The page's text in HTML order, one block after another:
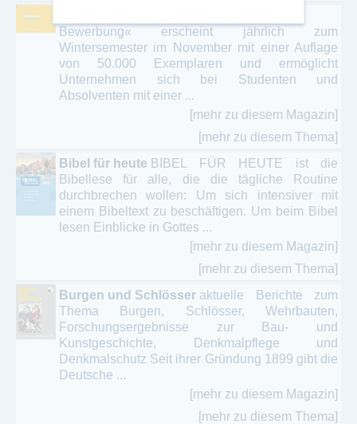
Bewerbung« erscheint jährlich zum
Wintersemester im November mit einer Auflage
von 50.000 Exemplaren und ermöglicht
Unternehmen sich bei Studenten und
Absolventen mit einer ...
[mehr zu diesem Magazin]
[mehr zu diesem Thema]
Bibel für heute BIBEL FÜR HEUTE ist die
Bibellese für alle, die die tägliche Routine
durchbrechen wollen: Um sich intensiver mit
einem Bibeltext zu beschäftigen. Um beim Bibel
lesen Einblicke in Gottes ...
[mehr zu diesem Magazin]
[mehr zu diesem Thema]
Burgen und Schlösser aktuelle Berichte zum
Thema Burgen, Schlösser, Wehrbauten,
Forschungsergebnisse zur Bau- und
Kunstgeschichte, Denkmalpflege und
Denkmalschutz Seit ihrer Gründung 1899 gibt die
Deutsche ...
[mehr zu diesem Magazin]
[mehr zu diesem Thema]